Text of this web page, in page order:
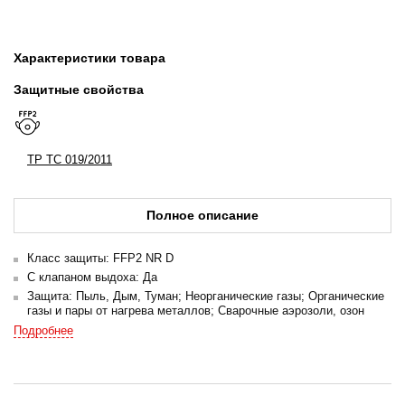
Характеристики товара
Защитные свойства
ТР ТС 019/2011
Полное описание
Класс защиты: FFP2 NR D
С клапаном выдоха: Да
Защита: Пыль, Дым, Туман; Неорганические газы; Органические
газы и пары от нагрева металлов; Сварочные аэрозоли, озон
Стандарт:
Подробнее